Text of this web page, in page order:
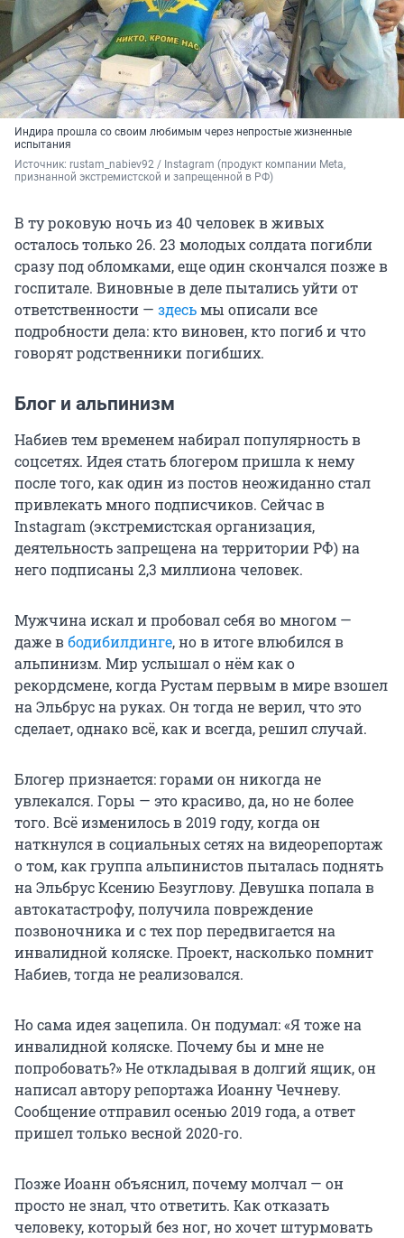
Индира прошла со своим любимым через непростые жизненные
испытания
Источник: rustam_nabiev92 / Instagram (продукт компании Meta,
признанной экстремистской и запрещенной в РФ)
В ту роковую ночь из 40 человек в живых
осталось только 26. 23 молодых солдата погибли
сразу под обломками, еще один скончался позже в
госпитале. Виновные в деле пытались уйти от
ответственности — здесьмы описали все
подробности дела: кто виновен, кто погиб и что
говорят родственники погибших.
Блог и альпинизм
Набиев тем временем набирал популярность в
соцсетях. Идея стать блогером пришла к нему
после того, как один из постов неожиданно стал
привлекать много подписчиков. Сейчас в
Instagram (экстремистская организация,
деятельность запрещена на территории РФ) на
него подписаны 2,3 миллиона человек.
Мужчина искал и пробовал себя во многом —
даже вбодибилдинге, но в итоге влюбился в
альпинизм. Мир услышал о нём как о
рекордсмене, когда Рустам первым в мире взошел
на Эльбрус на руках. Он тогда не верил, что это
сделает, однако всё, как и всегда, решил случай.
Блогер признается: горами он никогда не
увлекался. Горы — это красиво, да, но не более
того. Всё изменилось в 2019 году, когда он
наткнулся в социальных сетях на видеорепортаж
о том, как группа альпинистов пыталась поднять
на Эльбрус Ксению Безуглову. Девушка попала в
автокатастрофу, получила повреждение
позвоночника и с тех пор передвигается на
инвалидной коляске. Проект, насколько помнит
Набиев, тогда не реализовался.
Но сама идея зацепила. Он подумал: «Я тоже на
инвалидной коляске. Почему бы и мне не
попробовать?» Не откладывая в долгий ящик, он
написал автору репортажа Иоанну Чечневу.
Сообщение отправил осенью 2019 года, а ответ
пришел только весной 2020-го.
Позже Иоанн объяснил, почему молчал — он
просто не знал, что ответить. Как отказать
человеку, который без ног, но хочет штурмовать